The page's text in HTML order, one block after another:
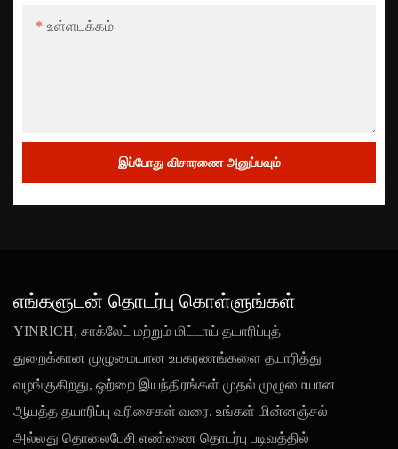
உள்ளடக்கம்
இப்போது விசாரணை அனுப்பவும்
எங்களுடன் தொடர்பு கொள்ளுங்கள்
YINRICH, சாக்லேட் மற்றும் மிட்டாய் தயாரிப்புத்
துறைக்கான முழுமையான உபகரணங்களை தயாரித்து
வழங்குகிறது, ஒற்றை இயந்திரங்கள் முதல் முழுமையான
ஆயத்த தயாரிப்பு வரிசைகள் வரை. உங்கள் மின்னஞ்சல்
அல்லது தொலைபேசி எண்ணை தொடர்பு படிவத்தில்